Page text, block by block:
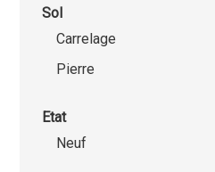
Sol
Carrelage
Pierre
Etat
Neuf